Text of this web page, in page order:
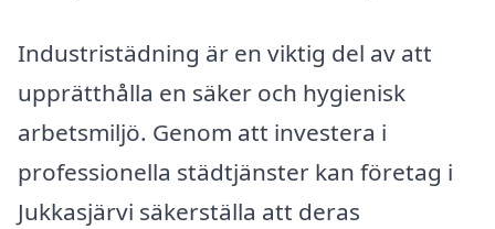
Industristädning är en viktig del av att
upprätthålla en säker och hygienisk
arbetsmiljö. Genom att investera i
professionella städtjänster kan företag i
Jukkasjärvi säkerställa att deras